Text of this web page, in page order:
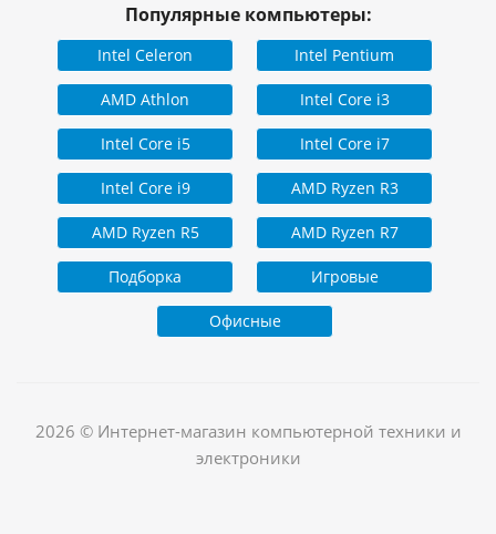
Популярные компьютеры:
Intel Celeron Intel Pentium
AMD Athlon Intel Core i3
Intel Core i5 Intel Core i7
Intel Core i9 AMD Ryzen R3
AMD Ryzen R5 AMD Ryzen R7
Подборка Игровые
Офисные
2026 © Интернет-магазин компьютерной техники и
электроники